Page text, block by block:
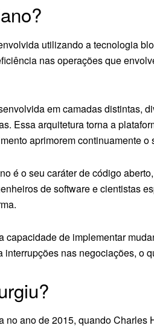
utilizando a tecnologia
nas operações que
em camadas distintas,
Essa arquitetura torna a
aprimorem continuamente o
é o seu caráter de código
de software e cientistas
capacidade de implementar
interrupções nas negociações, o
no ano de 2015, quando Charles